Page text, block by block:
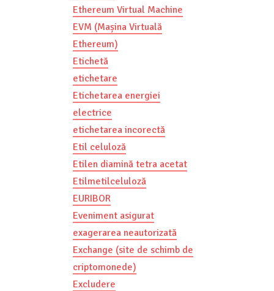
Ethereum Virtual Machine
EVM (Mașina Virtuală
Ethereum)
Etichetă
etichetare
Etichetarea energiei
electrice
etichetarea incorectă
Etil celuloză
Etilen diamină tetra acetat
Etilmetilceluloză
EURIBOR
Eveniment asigurat
exagerarea neautorizată
Exchange (site de schimb de
criptomonede)
Excludere